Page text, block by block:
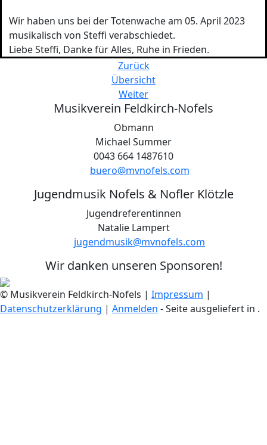
Wir haben uns bei der Totenwache am 05. April 2023
musikalisch von Steffi verabschiedet.
Liebe Steffi, Danke für Alles, Ruhe in Frieden.
Zurück
Übersicht
Weiter
Musikverein Feldkirch-Nofels
Obmann
Michael Summer
0043 664 1487610
buero@mvnofels.com
Jugendmusik Nofels & Nofler Klötzle
Jugendreferentinnen
Natalie Lampert
jugendmusik@mvnofels.com
Wir danken unseren Sponsoren!
© Musikverein Feldkirch-Nofels | Impressum |
Datenschutzerklärung | Anmelden - Seite ausgeliefert in .